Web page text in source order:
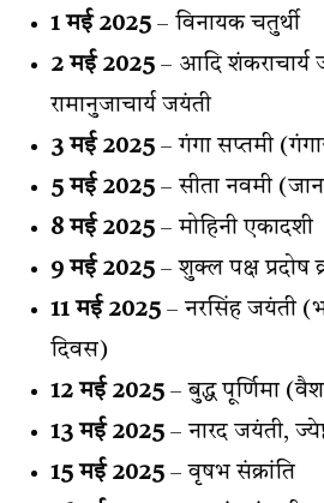
1 मई 2025 – विनायक चतुर्थी
2 मई 2025 – आदि शंकराचार्य
रामानुजाचार्य जयंती
3 मई 2025 – गंगा सप्तमी
5 मई 2025 – सीता नवमी
8 मई 2025 – मोहिनी एकादशी
9 मई 2025 – शुक्ल पक्ष प्रदोष
11 मई 2025 – नरसिंह जयंती
दिवस)
12 मई 2025 – बुद्ध पूर्णिमा
13 मई 2025 – नारद जयंती,
15 मई 2025 – वृषभ संक्रांति